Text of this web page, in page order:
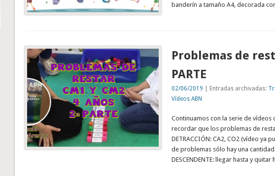
banderín a tamaño A4, decorada
Problemas de
PARTE
02/06/2019 | Entradas archivadas:
Vídeos ABN
Continuamos con la serie de vídeos
recordar que los problemas de
DETRACCIÓN: CA2, CO2 (vídeo ya
de problemas sólo hay una cantidad.
DESCENDENTE: llegar hasta y